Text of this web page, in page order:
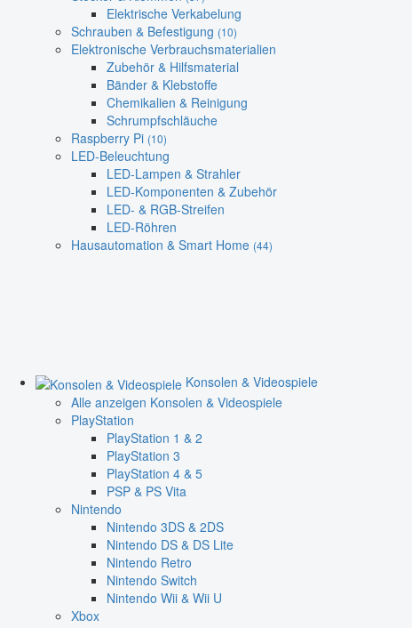
Elektrische Verkabelung
Schrauben & Befestigung (10)
Elektronische Verbrauchsmaterialien
Zubehör & Hilfsmaterial
Bänder & Klebstoffe
Chemikalien & Reinigung
Schrumpfschläuche
Raspberry Pi (10)
LED-Beleuchtung
LED-Lampen & Strahler
LED-Komponenten & Zubehör
LED- & RGB-Streifen
LED-Röhren
Hausautomation & Smart Home (44)
Konsolen & Videospiele
Alle anzeigen Konsolen & Videospiele
PlayStation
PlayStation 1 & 2
PlayStation 3
PlayStation 4 & 5
PSP & PS Vita
Nintendo
Nintendo 3DS & 2DS
Nintendo DS & DS Lite
Nintendo Retro
Nintendo Switch
Nintendo Wii & Wii U
Xbox